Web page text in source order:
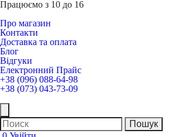
Працюємо з 10 до 16
Про магазин
Контакти
Доставка та оплата
Блог
Відгуки
Електронний Прайс
+38 (096) 088-64-98
+38 (073) 043-73-09